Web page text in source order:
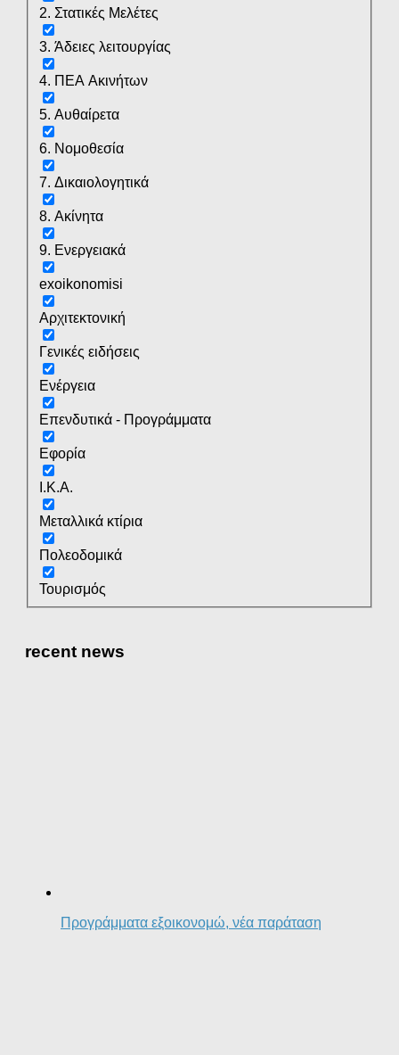
2. Στατικές Μελέτες
3. Άδειες λειτουργίας
4. ΠΕΑ Ακινήτων
5. Αυθαίρετα
6. Νομοθεσία
7. Δικαιολογητικά
8. Ακίνητα
9. Ενεργειακά
exoikonomisi
Αρχιτεκτονική
Γενικές ειδήσεις
Ενέργεια
Επενδυτικά - Προγράμματα
Εφορία
Ι.Κ.Α.
Μεταλλικά κτίρια
Πολεοδομικά
Τουρισμός
recent news
Προγράμματα εξοικονομώ, νέα παράταση